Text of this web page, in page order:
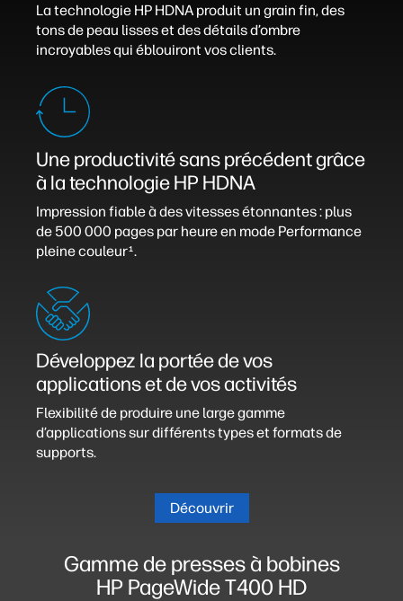
La technologie HP HDNA produit un grain fin, des
tons de peau lisses et des détails d’ombre
incroyables qui éblouiront vos clients.
Une productivité sans précédent grâce
à la technologie HP HDNA
Impression fiable à des vitesses étonnantes : plus
de 500 000 pages par heure en mode Performance
pleine couleur1.
Développez la portée de vos
applications et de vos activités
Flexibilité de produire une large gamme
d’applications sur différents types et formats de
supports.
Découvrir
Gamme de presses à bobines
HP PageWide T400 HD